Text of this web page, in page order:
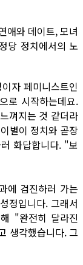
애와 데이트, 모녀
당 정치에서의 노
자 페미니스트인
로 시작하는데요.
껴지는 것 같더라
별이 정치와 곧장
화답합니다. "보
에 검진하러 가는
정입니다. 그래서
"완전히 달라진
생각했습니다. 그